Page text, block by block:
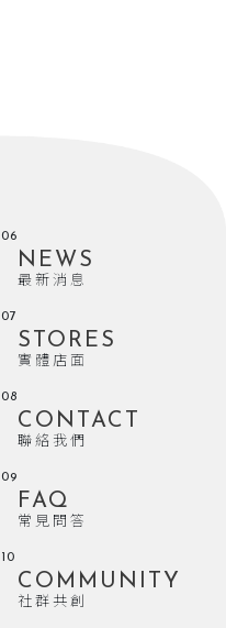
06
NEWS
最新消息
07
STORES
實體店面
08
CONTACT
聯絡我們
09
FAQ
常見問答
10
COMMUNITY
社群共創